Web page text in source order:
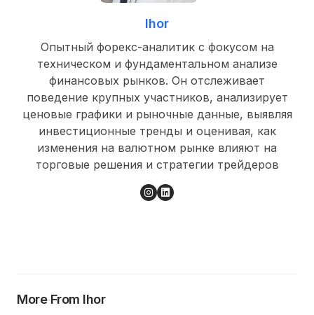
Ihor
Опытный форекс-аналитик с фокусом на
техническом и фундаментальном анализе
финансовых рынков. Он отслеживает
поведение крупных участников, анализирует
ценовые графики и рыночные данные, выявляя
инвестиционные тренды и оценивая, как
изменения на валютном рынке влияют на
торговые решения и стратегии трейдеров
More From Ihor